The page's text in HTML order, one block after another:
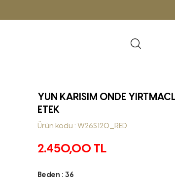
YUN KARISIM ONDE
ETEK
Ürün kodu : W26S120_RED
2.450,00 TL
Beden :36